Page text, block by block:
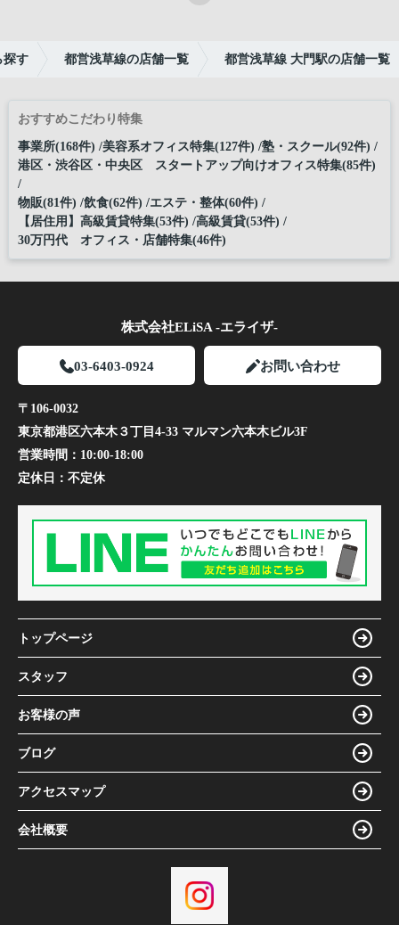
探す 都営浅草線の店舗一覧 都営浅草線 大門駅の店舗一覧
おすすめこだわり特集
事業所(168件) 美容系オフィス特集(127件) 塾・スクール(92件)
港区・渋谷区・中央区 スタートアップ向けオフィス特集(85件)
物販(81件) 飲食(62件) エステ・整体(60件)
【居住用】高級賃貸特集(53件) 高級賃貸(53件)
30万円代 オフィス・店舗特集(46件)
株式会社ELiSA -エライザ-
03-6403-0924 お問い合わせ
〒106-0032
東京都港区六本木３丁目4-33 マルマン六本木ビル3F
営業時間： 10:00-18:00
定休日： 不定休
トップページ
スタッフ
お客様の声
ブログ
アクセスマップ
会社概要